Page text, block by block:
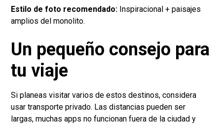
Estilo de foto recomendado: Inspiracional + paisajes
amplios del monolito.
Un pequeño consejo para
tu viaje
Si planeas visitar varios de estos destinos, considera
usar transporte privado. Las distancias pueden ser
largas, muchas apps no funcionan fuera de la ciudad y